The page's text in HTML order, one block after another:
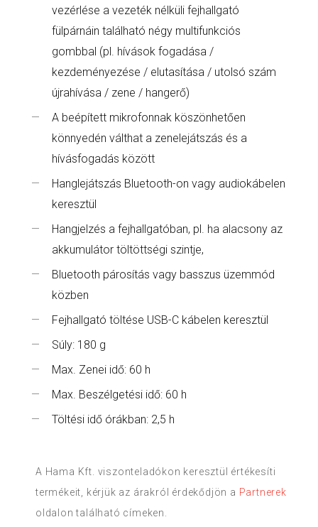
vezérlése a vezeték nélküli fejhallgató
fülpárnáin található négy multifunkciós
gombbal (pl. hívások fogadása /
kezdeményezése / elutasítása / utolsó szám
újrahívása / zene / hangerő)
A beépített mikrofonnak köszönhetően
könnyedén válthat a zenelejátszás és a
hívásfogadás között
Hanglejátszás Bluetooth-on vagy audiokábelen
keresztül
Hangjelzés a fejhallgatóban, pl. ha alacsony az
akkumulátor töltöttségi szintje,
Bluetooth párosítás vagy basszus üzemmód
közben
Fejhallgató töltése USB-C kábelen keresztül
Súly: 180 g
Max. Zenei idő: 60 h
Max. Beszélgetési idő: 60 h
Töltési idő órákban: 2,5 h
A Hama Kft. viszonteladókon keresztül értékesíti
termékeit, kérjük az árakról érdekődjön a Partnerek
oldalon található címeken.